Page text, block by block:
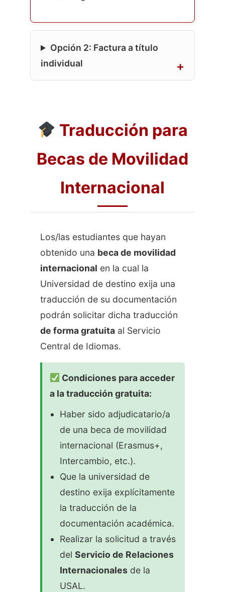
Opción 2: Factura a título
individual
Traducción para
Becas de Movilidad
Internacional
Los/las estudiantes que hayan
obtenido una beca de movilidad
internacional en la cual la
Universidad de destino exija una
traducción de su documentación
podrán solicitar dicha traducción
de forma gratuita al Servicio
Central de Idiomas.
Condiciones para acceder
a la traducción gratuita:
Haber sido adjudicatario/a
de una beca de movilidad
internacional (Erasmus+,
Intercambio, etc.).
Que la universidad de
destino exija explícitamente
la traducción de la
documentación académica.
Realizar la solicitud a través
del Servicio de Relaciones
Internacionales de la
USAL.